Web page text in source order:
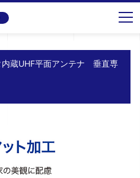
地上デジタル放送用ブースタ内蔵UHF平面アンテナ 垂直専用 グリーンベージュ SDA-20-4A-G
内蔵UHF平面アンテナ 垂直専